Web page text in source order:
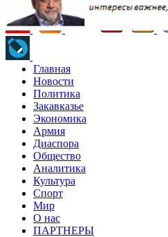
Главная
Новости
Политика
Закавказье
Экономика
Армия
Диаспора
Общество
Аналитика
Культура
Спорт
Мир
О нас
ПАРТНЕРЫ